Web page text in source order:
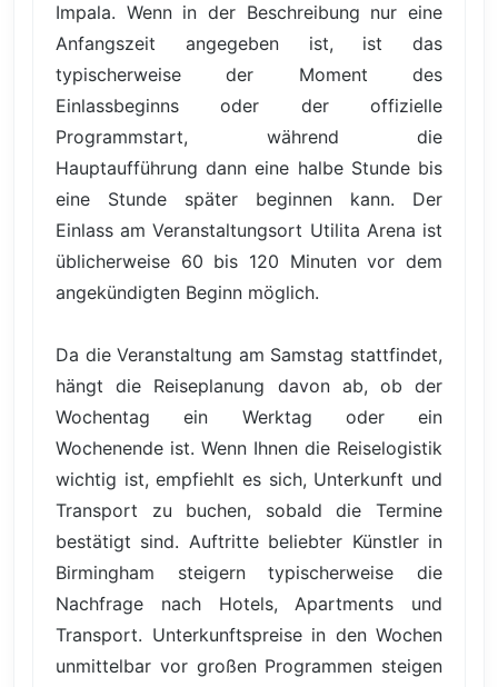
Impala. Wenn in der Beschreibung nur eine
Anfangszeit angegeben ist, ist das
typischerweise der Moment des
Einlassbeginns oder der offizielle
Programmstart, während die
Hauptaufführung dann eine halbe Stunde bis
eine Stunde später beginnen kann. Der
Einlass am Veranstaltungsort Utilita Arena ist
üblicherweise 60 bis 120 Minuten vor dem
angekündigten Beginn möglich.
Da die Veranstaltung am Samstag stattfindet,
hängt die Reiseplanung davon ab, ob der
Wochentag ein Werktag oder ein
Wochenende ist. Wenn Ihnen die Reiselogistik
wichtig ist, empfiehlt es sich, Unterkunft und
Transport zu buchen, sobald die Termine
bestätigt sind. Auftritte beliebter Künstler in
Birmingham steigern typischerweise die
Nachfrage nach Hotels, Apartments und
Transport. Unterkunftspreise in den Wochen
unmittelbar vor großen Programmen steigen